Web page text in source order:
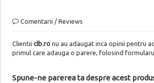
Comentarii / Reviews
Clientii clb.ronu au adaugat inca opinii pentru
primul care adauga o parere, folosind
Spune-ne parerea ta despre acest